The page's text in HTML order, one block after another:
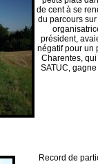
de cent à se
du parcours
président,
négatif pour un
Charentes,
SATUC,
Record de